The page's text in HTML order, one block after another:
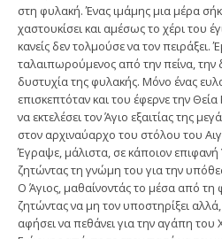
στη φυλακή. Ένας ιμάμης μια μέρα
χαστουκίσει και αμέσως το χέρι του
κανείς δεν τολμούσε να τον πειράξει.
ταλαιπωρούμενος από την πείνα, την
δυστυχία της φυλακής. Μόνο ένας
επισκεπτόταν και του έφερνε την
να εκτελέσει τον Άγιο εξαιτίας της
στον αρχιναύαρχο του στόλου του
Έγραψε, μάλιστα, σε κάποιον
ζητώντας τη γνώμη του για την
Ο Άγιος, μαθαίνοντάς το μέσα από τη
ζητώντας να μη τον υποστηρίξει
αφήσει να πεθάνει για την αγάπη του